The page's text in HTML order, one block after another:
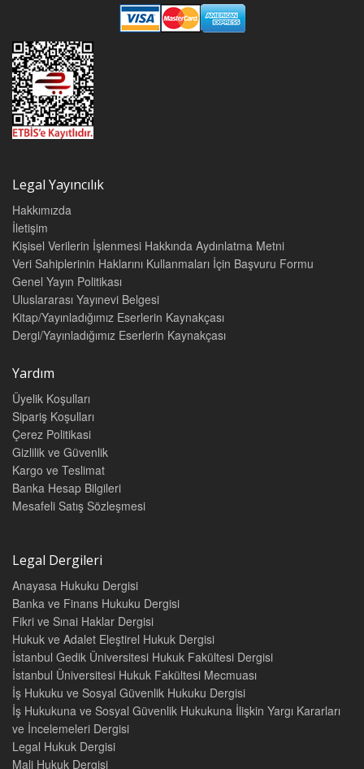
Legal Yayıncılık
Hakkımızda
İletişim
Kişisel Verilerin İşlenmesi Hakkında Aydınlatma Metni
Veri Sahiplerinin Haklarını Kullanmaları İçin Başvuru Formu
Genel Yayın Politikası
Uluslararası Yayınevi Belgesi
Kitap/Yayınladığımız Eserlerin Kaynakçası
Dergi/Yayınladığımız Eserlerin Kaynakçası
Yardım
Üyelik Koşulları
Sipariş Koşulları
Çerez Politikasi
Gizlilik ve Güvenlik
Kargo ve Teslimat
Banka Hesap Bilgileri
Mesafeli Satış Sözleşmesi
Legal Dergileri
Anayasa Hukuku Dergisi
Banka ve Finans Hukuku Dergisi
Fikri ve Sınai Haklar Dergisi
Hukuk ve Adalet Eleştirel Hukuk Dergisi
İstanbul Gedik Üniversitesi Hukuk Fakültesi Dergisi
İstanbul Üniversitesi Hukuk Fakültesi Mecmuası
İş Hukuku ve Sosyal Güvenlik Hukuku Dergisi
İş Hukukuna ve Sosyal Güvenlik Hukukuna İlişkin Yargı Kararları
ve İncelemeleri Dergisi
Legal Hukuk Dergisi
Mali Hukuk Dergisi